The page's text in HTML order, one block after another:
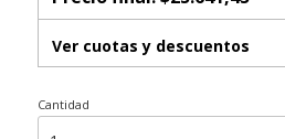
Ver cuotas y descuentos
Cantidad